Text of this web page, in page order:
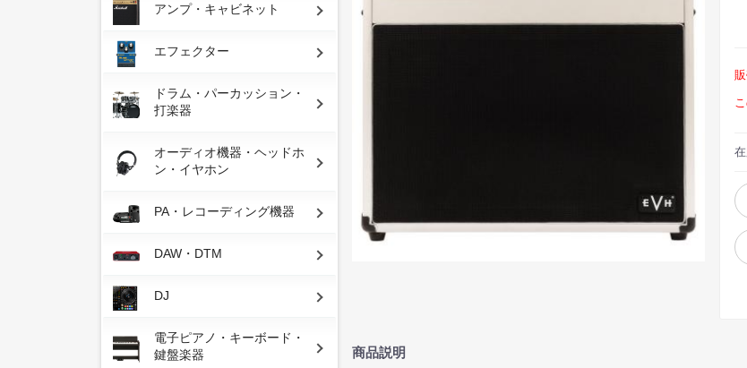
アンプ・キャビネット
エフェクター
ドラム・パーカッション・
打楽器
オーディオ機器・ヘッドホ
ン・イヤホン
PA・レコーディング機器
DAW・DTM
DJ
電子ピアノ・キーボード・
鍵盤楽器
商品説明